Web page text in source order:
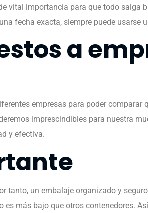
vital importancia para que todo salga
fecha exacta, siempre puede usarse
a
empresas para poder comparar
imprescindibles para nuestra
y efectiva.
un embalaje organizado y
más bajo que otros contenedores.